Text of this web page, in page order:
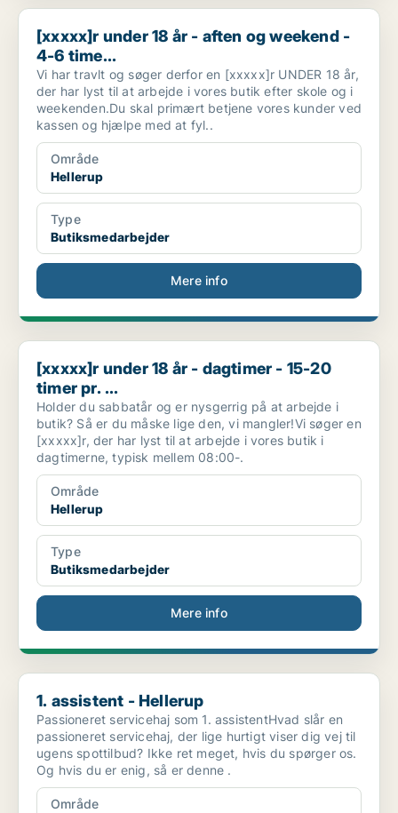
[xxxxx]r under 18 år - aften og weekend - 4-6 time...
[xxxxx]r under 18 år - aften og weekend -
4-6 time...
Vi har travlt og søger derfor en [xxxxx]r UNDER 18 år,
der har lyst til at arbejde i vores butik efter skole og i
weekenden.Du skal primært betjene vores kunder ved
kassen og hjælpe med at fyl..
Område
Hellerup
Type
Butiksmedarbejder
Mere info
[xxxxx]r under 18 år - dagtimer - 15-20 timer pr. ...
[xxxxx]r under 18 år - dagtimer - 15-20
timer pr. ...
Holder du sabbatår og er nysgerrig på at arbejde i
butik? Så er du måske lige den, vi mangler!Vi søger en
[xxxxx]r, der har lyst til at arbejde i vores butik i
dagtimerne, typisk mellem 08:00-.
Område
Hellerup
Type
Butiksmedarbejder
Mere info
1. assistent - Hellerup
1. assistent - Hellerup
Passioneret servicehaj som 1. assistentHvad slår en
passioneret servicehaj, der lige hurtigt viser dig vej til
ugens spottilbud? Ikke ret meget, hvis du spørger os.
Og hvis du er enig, så er denne .
Område